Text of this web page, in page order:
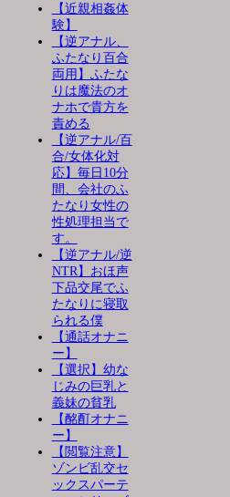
【近親相姦体
験】
【逆アナル、
ふたなり百合
両用】ふたな
りは魔法のオ
ナホで貴方を
責める
【逆アナル/百
合/女体化対
応】毎日10分
間、会社のふ
たなり女性の
性処理担当で
す。
【逆アナル/逆
NTR】おほ声
下品交尾でふ
たなりに寝取
られる僕
【通話オナニ
ー】
【選択】幼な
じみの巨乳と
義妹の貧乳
【酩酊オナニ
ー】
【閲覧注意】
ゾンビ乱交セ
ックスパーテ